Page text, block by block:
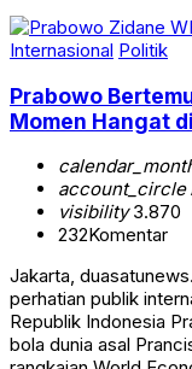
Internasional Politik
Prabowo
Momen Hangat
account_circle
visibility3.870
232Komentar
Jakarta,
perhatian publik
Republik Indonesia
bola dunia asal